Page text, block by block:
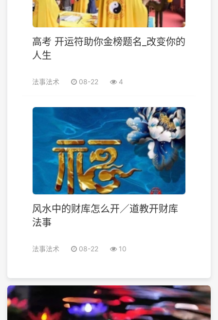
高考 开运符助你金榜题名_改变你的
人生
法事法术 08-22 4
风水中的财库怎么开／道教开财库
法事
法事法术 08-22 10